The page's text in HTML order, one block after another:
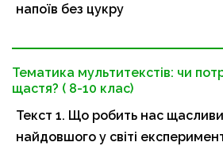
напоїв без цукру
Тематика мультитекстів: чи
щастя? ( 8-10 клас)
Текст 1. Що робить нас
найдовшого у світі